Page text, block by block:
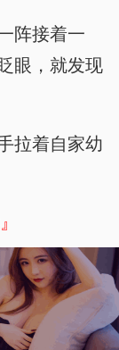
阵接着一
眼，就发现
拉着自家幼